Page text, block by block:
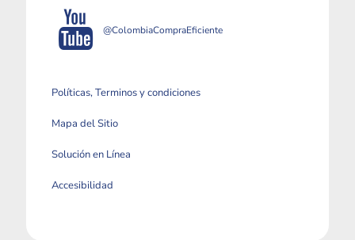
@ColombiaCompraEficiente
Políticas, Terminos y condiciones
Mapa del Sitio
Solución en Línea
Accesibilidad